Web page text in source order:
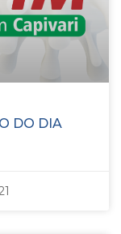
DO DIA